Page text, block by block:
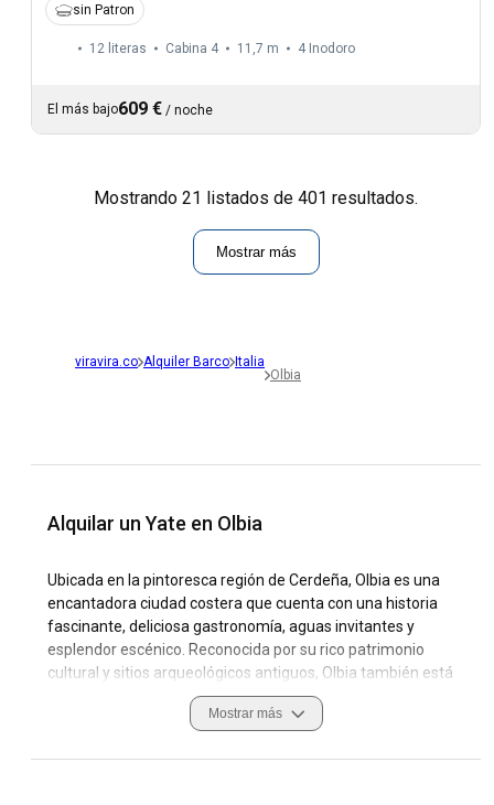
sin Patron
12 literas Cabina 4 11,7 m 4 Inodoro
El más bajo609 € / noche
Mostrando 21 listados de 401 resultados.
Mostrar más
viravira.co Alquiler Barco Italia
Olbia
Alquilar un Yate en Olbia
Ubicada en la pintoresca región de Cerdeña, Olbia es una
encantadora ciudad costera que cuenta con una historia
fascinante, deliciosa gastronomía, aguas invitantes y
esplendor escénico. Reconocida por su rico patrimonio
cultural y sitios arqueológicos antiguos, Olbia también está
bendecida con una impresionante costa que la convierte en
un destino popular para charters de yates y entusiastas de
calmos y las increíbles playas brindan condiciones de
Mostrar más